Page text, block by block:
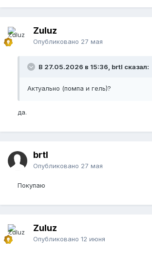
Zuluz
Опубликовано 27 мая
В 27.05.2026 в 15:36, brtl сказал:
Актуально (помпа и гель)?
да.
brtl
Опубликовано 27 мая
Покупаю
Zuluz
Опубликовано 12 июня